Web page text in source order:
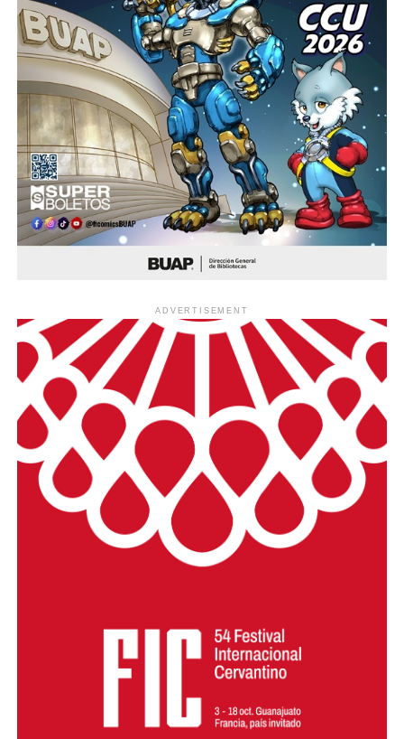
ADVERTISEMENT